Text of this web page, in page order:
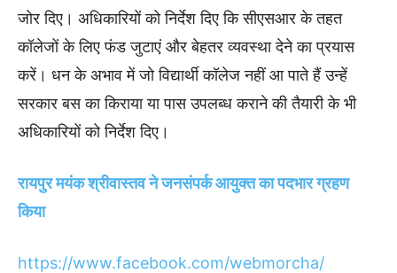
जोर दिए। अधिकारियों को निर्देश दिए कि सीएसआर के तहत
कॉलेजों के लिए फंड जुटाएं और बेहतर व्यवस्था देने का प्रयास
करें। धन के अभाव में जो विद्यार्थी कॉलेज नहीं आ पाते हैं उन्हें
सरकार बस का किराया या पास उपलब्ध कराने की तैयारी के भी
अधिकारियों को निर्देश दिए।
रायपुर मयंक श्रीवास्तव ने जनसंपर्क आयुक्त का पदभार ग्रहण
किया
https://www.facebook.com/webmorcha/